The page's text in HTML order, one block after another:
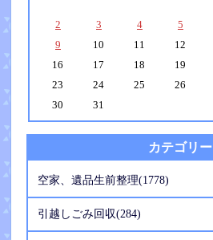
2
3 4 5
9
10 11 12
16
17 18 19
23
24 25 26
30
31
カテゴリー
空家、遺品生前整理(1778)
引越しごみ回収(284)